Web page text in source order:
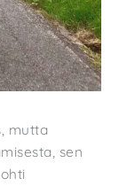
mutta
sen